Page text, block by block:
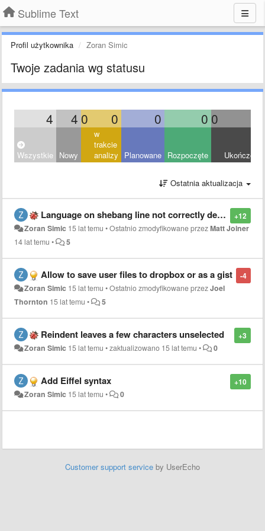
Sublime Text
Profil użytkownika Zoran Simic
Twoje zadania wg statusu
4 4 0 0 0 0 0
Wszystkie Nowy
w
trakcie
analizy
Planowane Rozpoczęte Ukończony
Ostatnia aktualizacja
+12
Language on shebang line not correctly detected
Zoran Simic 15 lat temu •Ostatnio zmodyfikowane przezMatt Joiner
14 lat temu • 5
-4
Allow to save user files to dropbox or as a gist
Zoran Simic 15 lat temu •Ostatnio zmodyfikowane przezJoel
Thornton 15 lat temu • 5
+3
Reindent leaves a few characters unselected
Zoran Simic 15 lat temu •zaktualizowano 15 lat temu • 0
+10
Add Eiffel syntax
Zoran Simic 15 lat temu • 0
Customer support service by UserEcho